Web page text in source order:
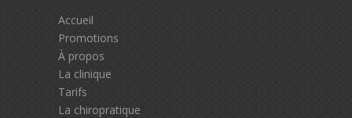
Accueil
Promotions
À propos
La clinique
Tarifs
La chiropratique